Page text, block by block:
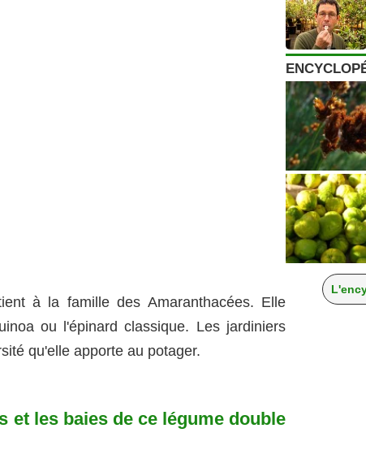
à la famille des Amaranthacées. Elle
ou l'épinard classique. Les jardiniers
qu'elle apporte au potager.
les baies de ce légume double